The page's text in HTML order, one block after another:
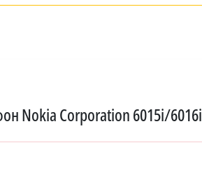
Nokia Corporation 6015i/6016i